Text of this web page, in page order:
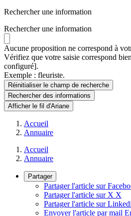
Rechercher une information
Rechercher une information
Aucune proposition ne correspond à
Vérifiez que votre saisie correspond
configuré].
Exemple : fleuriste.
Réinitialiser le champ de recherche
Rechercherdes informations
Afficher le fil d'Ariane
Accueil
Annuaire
Accueil
Annuaire
Partager
Partager l'article sur
Partager l'article sur X X
Partager l'article sur
Envoyer l'article par mail